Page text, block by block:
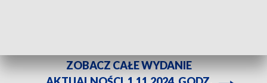
ZOBACZ CAŁE WYDANIE